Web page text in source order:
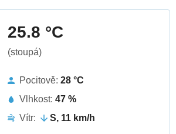
25.8 °C
(stoupá)
Pocitově: 28 °C
Vlhkost: 47 %
Vítr:
S, 11 km/h